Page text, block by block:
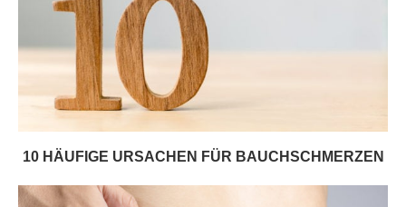
10 HÄUFIGE URSACHEN FÜR BAUCHSCHMERZEN